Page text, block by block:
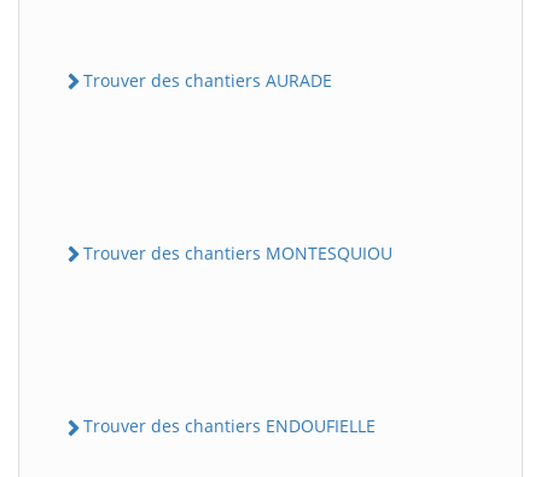
Trouver des chantiers AURADE
Trouver des chantiers MONTESQUIOU
Trouver des chantiers ENDOUFIELLE